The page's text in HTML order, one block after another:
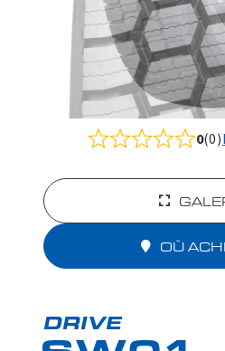
Rated
out
0(0)
OÙ
DRIVE